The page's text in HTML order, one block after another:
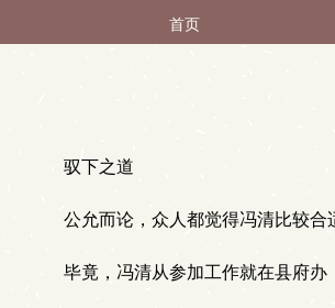
首页
驭下之道
公允而论，众人都觉得冯清比较合
毕竟，冯清从参加工作就在县府办